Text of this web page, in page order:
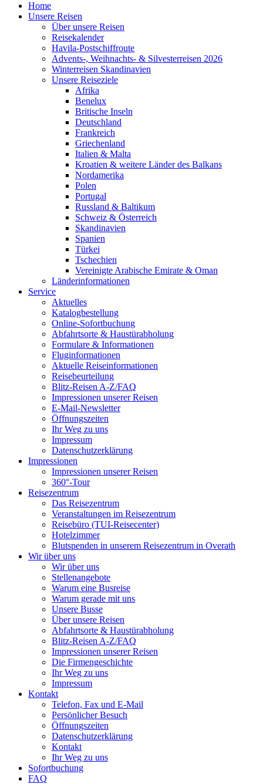
Home
Unsere Reisen
Über unsere Reisen
Reisekalender
Havila-Postschiffroute
Advents-, Weihnachts- & Silvesterreisen 2026
Winterreisen Skandinavien
Unsere Reiseziele
Afrika
Benelux
Britische Inseln
Deutschland
Frankreich
Griechenland
Italien & Malta
Kroatien & weitere Länder des Balkans
Nordamerika
Polen
Portugal
Russland & Baltikum
Schweiz & Österreich
Skandinavien
Spanien
Türkei
Tschechien
Vereinigte Arabische Emirate & Oman
Länderinformationen
Service
Aktuelles
Katalogbestellung
Online-Sofortbuchung
Abfahrtsorte & Haustürabholung
Formulare & Informationen
Fluginformationen
Aktuelle Reiseinformationen
Reisebeurteilung
Blitz-Reisen A-Z/FAQ
Impressionen unserer Reisen
E-Mail-Newsletter
Öffnungszeiten
Ihr Weg zu uns
Impressum
Datenschutzerklärung
Impressionen
Impressionen unserer Reisen
360°-Tour
Reisezentrum
Das Reisezentrum
Veranstaltungen im Reisezentrum
Reisebüro (TUI-Reisecenter)
Hotelzimmer
Blutspenden in unserem Reisezentrum in Overath
Wir über uns
Wir über uns
Stellenangebote
Warum eine Busreise
Warum gerade mit uns
Unsere Busse
Über unsere Reisen
Abfahrtsorte & Haustürabholung
Blitz-Reisen A-Z/FAQ
Impressionen unserer Reisen
Die Firmengeschichte
Ihr Weg zu uns
Impressum
Kontakt
Telefon, Fax und E-Mail
Persönlicher Besuch
Öffnungszeiten
Datenschutzerklärung
Kontakt
Ihr Weg zu uns
Sofortbuchung
FAQ